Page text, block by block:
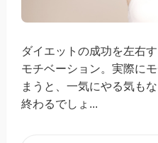
ダイエットの成功を左右
モチベーション。実際に
まうと、一気にやる気も
終わるでしょ...